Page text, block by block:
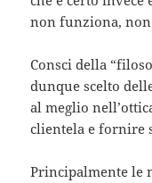
non funziona,
Consci della
dunque scelto
al meglio
clientela e fornire
Principalmente le